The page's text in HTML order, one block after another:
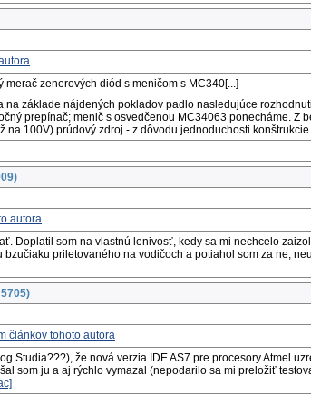
zenerových diód s meničom s MC340[...]
základe nájdených pokladov padlo nasledujúce
prepínač; menič s osvedčenou MC34063 ponecháme. Z
100V) prúdový zdroj - z dôvodu jednoduchosti konštrukcie
Doplatil som na vlastnú lenivosť, kedy sa mi nechcelo
priletovaného na vodičoch a potiahol som za ne,
Studia???), že nová verzia IDE AS7 pre procesory Atmel
som ju a aj rýchlo vymazal (nepodarilo sa mi preložiť